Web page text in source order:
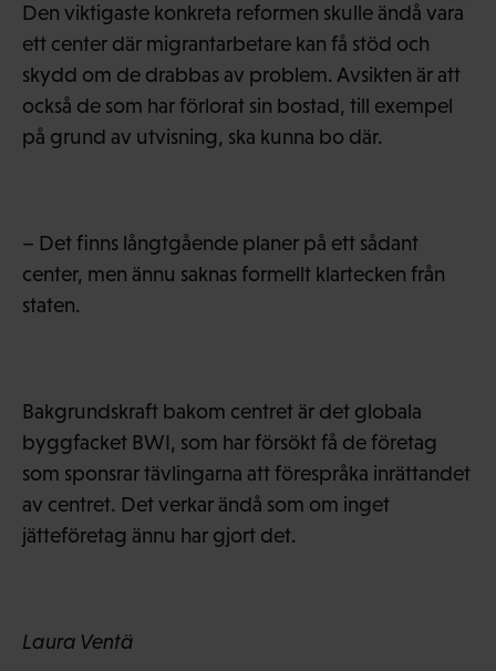
Den viktigaste konkreta reformen skulle ändå vara
ett center där migrantarbetare kan få stöd och
skydd om de drabbas av problem. Avsikten är att
också de som har förlorat sin bostad, till exempel
på grund av utvisning, ska kunna bo där.
– Det finns långtgående planer på ett sådant
center, men ännu saknas formellt klartecken från
staten.
Bakgrundskraft bakom centret är det globala
byggfacket BWI, som har försökt få de företag
som sponsrar tävlingarna att förespråka inrättandet
av centret. Det verkar ändå som om inget
jätteföretag ännu har gjort det.
Laura Ventä